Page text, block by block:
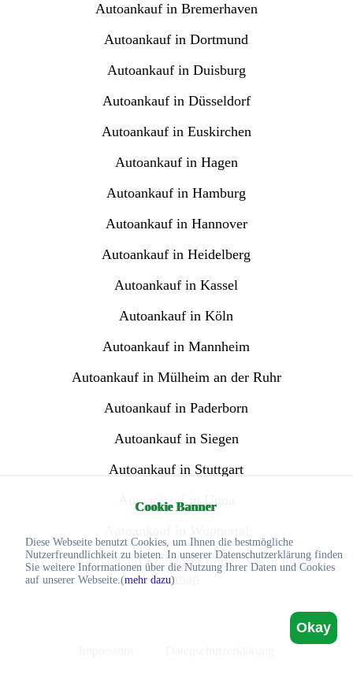
Cookie Banner
Diese Webseite benutzt Cookies, um Ihnen die bestmögliche
Nutzerfreundlichkeit zu bieten. In unserer Datenschutzerklärung finden
Sie weitere Informationen über die Nutzung Ihrer Daten und Cookies
auf unserer Webseite.(mehr dazu)
Okay
Autoankauf in Bremerhaven
Autoankauf in Dortmund
Autoankauf in Duisburg
Autoankauf in Düsseldorf
Autoankauf in Euskirchen
Autoankauf in Hagen
Autoankauf in Hamburg
Autoankauf in Hannover
Autoankauf in Heidelberg
Autoankauf in Kassel
Autoankauf in Köln
Autoankauf in Mannheim
Autoankauf in Mülheim an der Ruhr
Autoankauf in Paderborn
Autoankauf in Siegen
Autoankauf in Stuttgart
Autoankauf in Unna
Weitere Autoankauf Standorte finden Sie in unserer
Sitemap